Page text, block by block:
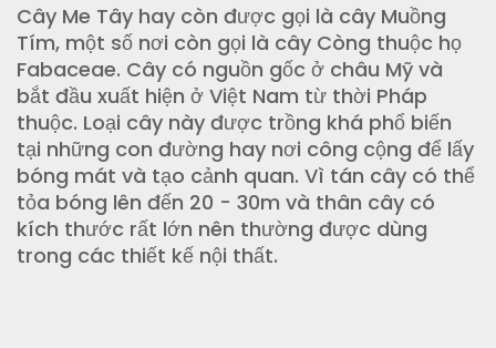
Cây Me Tây hay còn được gọi là cây Muồng
Tím, một số nơi còn gọi là cây Còng thuộc họ
Fabaceae. Cây có nguồn gốc ở châu Mỹ và
bắt đầu xuất hiện ở Việt Nam từ thời Pháp
thuộc. Loại cây này được trồng khá phổ biến
tại những con đường hay nơi công cộng để lấy
bóng mát và tạo cảnh quan. Vì tán cây có thể
tỏa bóng lên đến 20 - 30m và thân cây có
kích thước rất lớn nên thường được dùng
trong các thiết kế nội thất.